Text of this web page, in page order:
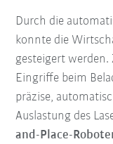
Durch die
konnte die
gesteigert
Eingriffe beim
präzise,
Auslastung des
and-Place-